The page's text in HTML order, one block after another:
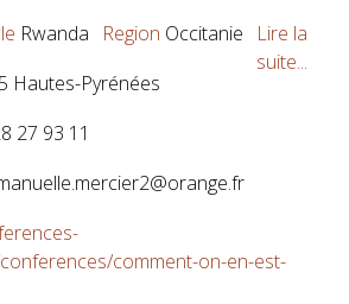
Rwanda Region Occitanie
Hautes-Pyrénées
27 93 11
comment-on-en-est-
Lire la
suite...